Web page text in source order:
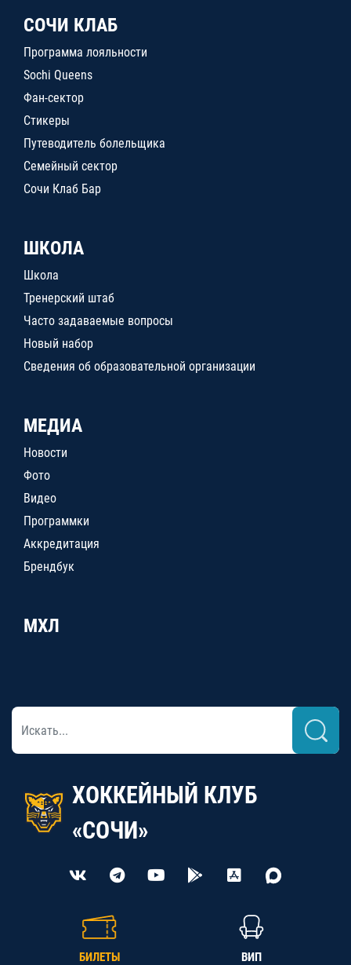
СОЧИ КЛАБ
Программа лояльности
Sochi Queens
Фан-сектор
Стикеры
Путеводитель болельщика
Семейный сектор
Сочи Клаб Бар
ШКОЛА
Школа
Тренерский штаб
Часто задаваемые вопросы
Новый набор
Сведения об образовательной организации
МЕДИА
Новости
Фото
Видео
Программки
Аккредитация
Брендбук
МХЛ
ХОККЕЙНЫЙ КЛУБ
«СОЧИ»
БИЛЕТЫ ВИП